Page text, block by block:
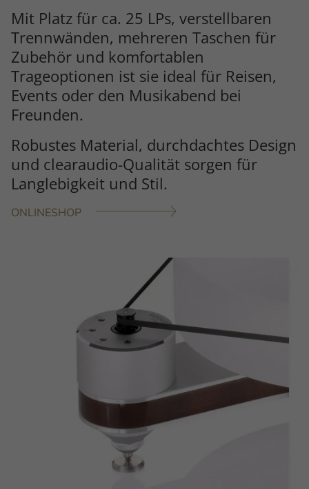
Mit Platz für ca. 25 LPs, verstellbaren
Trennwänden, mehreren Taschen für
Zubehör und komfortablen
Trageoptionen ist sie ideal für Reisen,
Events oder den Musikabend bei
Freunden.
Robustes Material, durchdachtes Design
und clearaudio-Qualität sorgen für
Langlebigkeit und Stil.
ONLINESHOP